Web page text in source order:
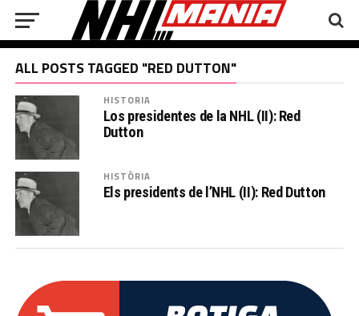
ALL POSTS TAGGED "RED DUTTON"
HISTORIA
Los presidentes de la NHL (II): Red
Dutton
HISTÒRIA
Els presidents de l’NHL (II): Red Dutton